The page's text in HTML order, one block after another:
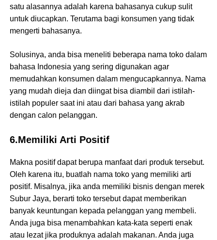
satu alasannya adalah karena bahasanya cukup sulit
untuk diucapkan. Terutama bagi konsumen yang tidak
mengerti bahasanya.
Solusinya, anda bisa meneliti beberapa nama toko dalam
bahasa Indonesia yang sering digunakan agar
memudahkan konsumen dalam mengucapkannya. Nama
yang mudah dieja dan diingat bisa diambil dari istilah-
istilah populer saat ini atau dari bahasa yang akrab
dengan calon pelanggan.
6.Memiliki Arti Positif
Makna positif dapat berupa manfaat dari produk tersebut.
Oleh karena itu, buatlah nama toko yang memiliki arti
positif. Misalnya, jika anda memiliki bisnis dengan merek
Subur Jaya, berarti toko tersebut dapat memberikan
banyak keuntungan kepada pelanggan yang membeli.
Anda juga bisa menambahkan kata-kata seperti enak
atau lezat jika produknya adalah makanan. Anda juga